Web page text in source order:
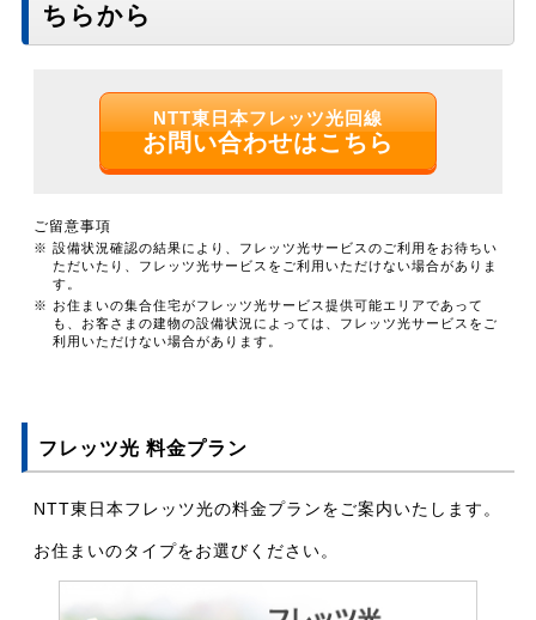
ちらから
NTT東日本フレッツ光回線
お問い合わせはこちら
ご留意事項
※ 設備状況確認の結果により、フレッツ光サービスのご利用をお待ちい
ただいたり、フレッツ光サービスをご利用いただけない場合がありま
す。
※ お住まいの集合住宅がフレッツ光サービス提供可能エリアであって
も、お客さまの建物の設備状況によっては、フレッツ光サービスをご
利用いただけない場合があります。
フレッツ光 料金プラン
NTT東日本フレッツ光の料金プランをご案内いたします。
お住まいのタイプをお選びください。